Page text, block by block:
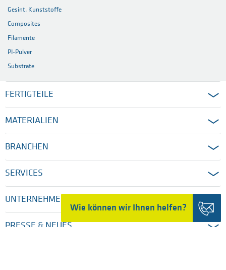
Wie können wir Ihnen helfen?
Gesint. Kunststoffe
Composites
Filamente
PI-Pulver
Substrate
FERTIGTEILE
MATERIALIEN
BRANCHEN
SERVICES
UNTERNEHMEN
PRESSE & NEUES